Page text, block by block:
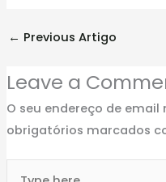
← Previous Artigo
Leave a
O seu endereço de
obrigatórios marcados